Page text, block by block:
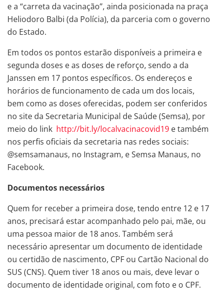
e a “carreta da vacinação”, ainda posicionada na praça
Heliodoro Balbi (da Polícia), da parceria com o governo
do Estado.
Em todos os pontos estarão disponíveis a primeira e
segunda doses e as doses de reforço, sendo a da
Janssen em 17 pontos específicos. Os endereços e
horários de funcionamento de cada um dos locais,
bem como as doses oferecidas, podem ser conferidos
no site da Secretaria Municipal de Saúde (Semsa), por
meio do link http://bit.ly/localvacinacovid19 e também
nos perfis oficiais da secretaria nas redes sociais:
@semsamanaus, no Instagram, e Semsa Manaus, no
Facebook.
Documentos necessários
Quem for receber a primeira dose, tendo entre 12 e 17
anos, precisará estar acompanhado pelo pai, mãe, ou
uma pessoa maior de 18 anos. Também será
necessário apresentar um documento de identidade
ou certidão de nascimento, CPF ou Cartão Nacional do
SUS (CNS). Quem tiver 18 anos ou mais, deve levar o
documento de identidade original, com foto e o CPF.